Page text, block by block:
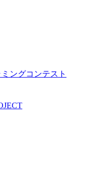
ングコンテスト